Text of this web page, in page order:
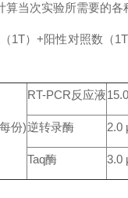
算当次实验所需要的各
1T）+阳性对照数（
份)
RT-PCR反应液
逆转录酶 2.0
Taq酶 3.0